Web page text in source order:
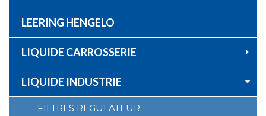
LEERING HENGELO
LIQUIDE CARROSSERIE
LIQUIDE INDUSTRIE
FILTRES REGULATEUR